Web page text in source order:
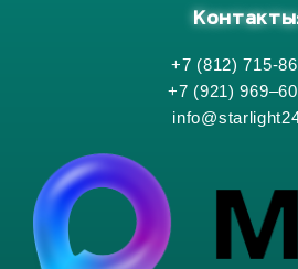
+7 (812) 715-
+7 (921)